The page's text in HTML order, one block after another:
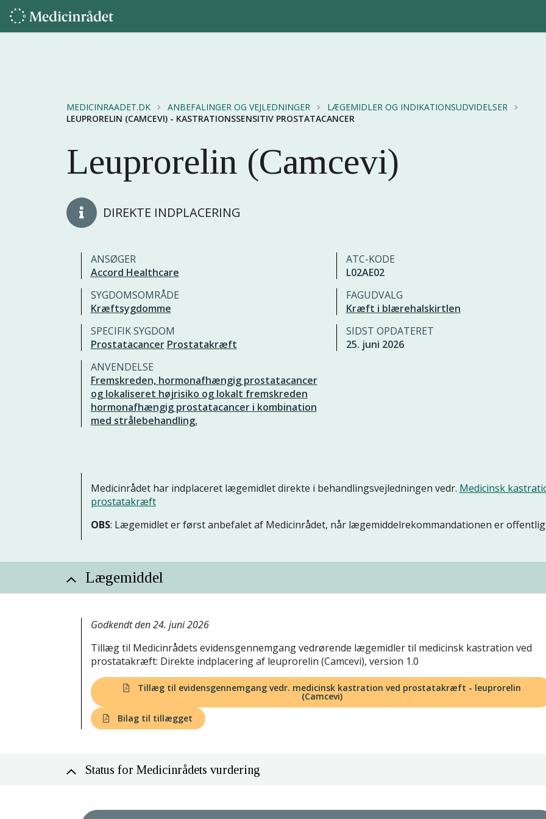
MEDICINRAADET.DK ANBEFALINGER OG VEJLEDNINGER
LÆGEMIDLER OG INDIKATIONSUDVIDELSER
LEUPRORELIN (CAMCEVI) - KASTRATIONSSENSITIV PROSTATACANCER
Leuprorelin (Camcevi)
DIREKTE INDPLACERING
ANSØGER
Accord Healthcare
ATC-KODE
L02AE02
SYGDOMSOMRÅDE
Kræftsygdomme
FAGUDVALG
Kræft i blærehalskirtlen
SPECIFIK SYGDOM
Prostatacancer Prostatakræft
SIDST OPDATERET
25. juni 2026
ANVENDELSE
Fremskreden, hormonafhængig prostatacancer
og lokaliseret højrisiko og lokalt fremskreden
hormonafhængig prostatacancer i kombination
med strålebehandling.
Medicinrådet har indplaceret lægemidlet direkte i behandlingsvejledningen vedr. Medicinsk
prostatakræft
OBS: Lægemidlet er først anbefalet af Medicinrådet, når lægemiddelrekommandationen er
Lægemiddel
Godkendt den 24. juni 2026
Tillæg til Medicinrådets evidensgennemgang vedrørende lægemidler til medicinsk kastration ved
prostatakræft: Direkte indplacering af leuprorelin (Camcevi), version 1.0
Tillæg til evidensgennemgang vedr. medicinsk kastration ved prostatakræft - leuprorelin
(Camcevi)
Bilag til tillægget
Status for Medicinrådets vurdering